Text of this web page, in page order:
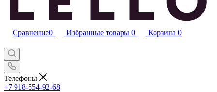
Сравнение0 Избранные товары 0 Корзина 0
Телефоны
+7 918-554-92-68